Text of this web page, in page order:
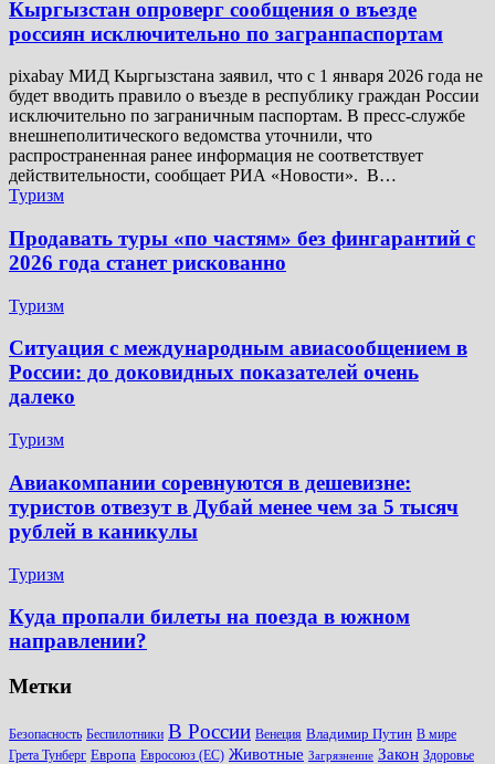
Кыргызстан опроверг сообщения о въезде
россиян исключительно по загранпаспортам
pixabay МИД Кыргызстана заявил, что с 1 января 2026 года не
будет вводить правило о въезде в республику граждан России
исключительно по заграничным паспортам. В пресс-службе
внешнеполитического ведомства уточнили, что
распространенная ранее информация не соответствует
действительности, сообщает РИА «Новости». В…
Туризм
Продавать туры «по частям» без фингарантий с
2026 года станет рискованно
Туризм
Ситуация с международным авиасообщением в
России: до доковидных показателей очень
далеко
Туризм
Авиакомпании соревнуются в дешевизне:
туристов отвезут в Дубай менее чем за 5 тысяч
рублей в каникулы
Туризм
Куда пропали билеты на поезда в южном
направлении?
Метки
Безопасность Беспилотники В России Венеция Владимир Путин В мире
Грета Тунберг Европа Евросоюз (ЕС) Животные Загрязнение Закон Здоровье